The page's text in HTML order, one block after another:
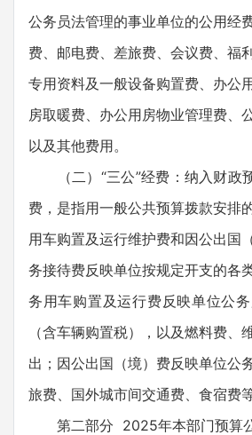
公务员法管理的事业单位的公用经
费、邮电费、差旅费、会议费、福
专用资料及一般设备购置费、办公
房取暖费、办公用房物业管理费、
以及其他费用。
（二）“三公”经费：纳入财政
费，是指用一般公共预算拨款安排
用车购置及运行维护费和因公出国
务接待费反映单位按规定开支的各
务用车购置及运行费反映单位公
（含车辆购置税），以及燃料费、
出；因公出国（境）费反映单位公
旅费、国外城市间交通费、食宿费等
第二部分 2025年本部门预算